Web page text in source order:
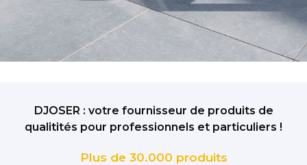
DJOSER : votre fournisseur de produits de
qualitités pour professionnels et particuliers !
Plus de 30.000 produits